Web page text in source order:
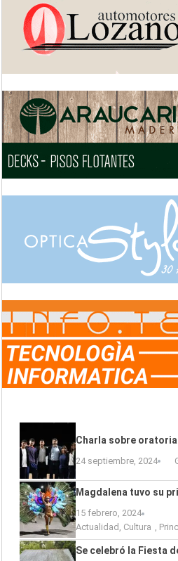
Charla sobre
24 septiembre, 2024
Magdalena tuvo su
15 febrero, 2024
Actualidad , Cultura ,
Se celebró la Fiesta